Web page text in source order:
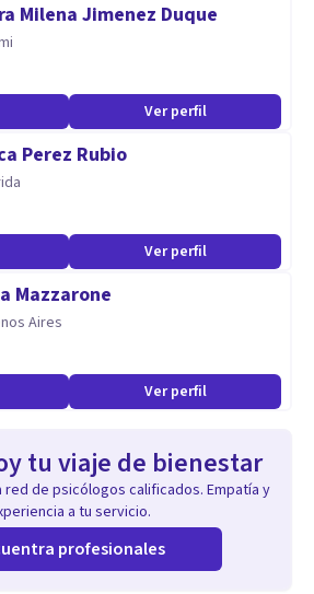
Milena Jimenez Duque
Ver perfil
Perez Rubio
Ver perfil
Mazzarone
Aires
Ver perfil
tu viaje de bienestar
red de psicólogos calificados. Empatía y
a tu servicio.
profesionales